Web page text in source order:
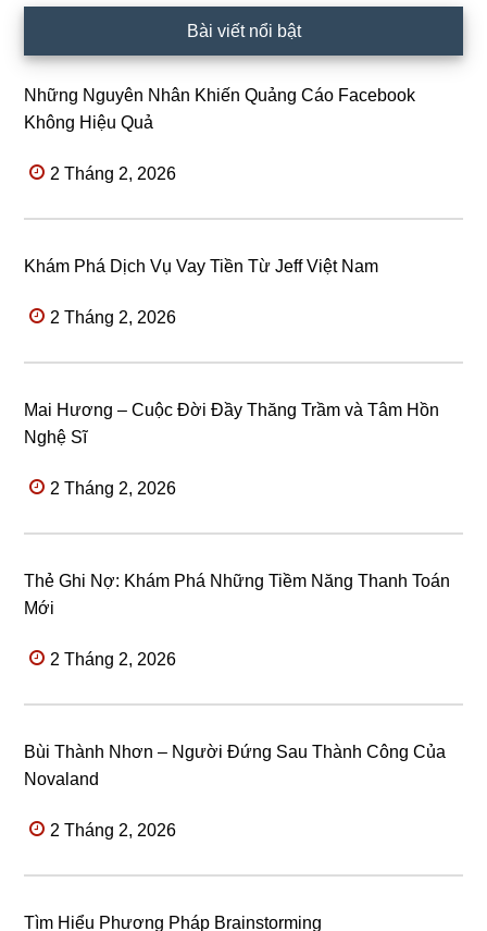
Bài viết nổi bật
Những Nguyên Nhân Khiến Quảng Cáo Facebook
Không Hiệu Quả
2 Tháng 2, 2026
Khám Phá Dịch Vụ Vay Tiền Từ Jeff Việt Nam
2 Tháng 2, 2026
Mai Hương – Cuộc Đời Đầy Thăng Trầm và Tâm Hồn
Nghệ Sĩ
2 Tháng 2, 2026
Thẻ Ghi Nợ: Khám Phá Những Tiềm Năng Thanh Toán
Mới
2 Tháng 2, 2026
Bùi Thành Nhơn – Người Đứng Sau Thành Công Của
Novaland
2 Tháng 2, 2026
Tìm Hiểu Phương Pháp Brainstorming